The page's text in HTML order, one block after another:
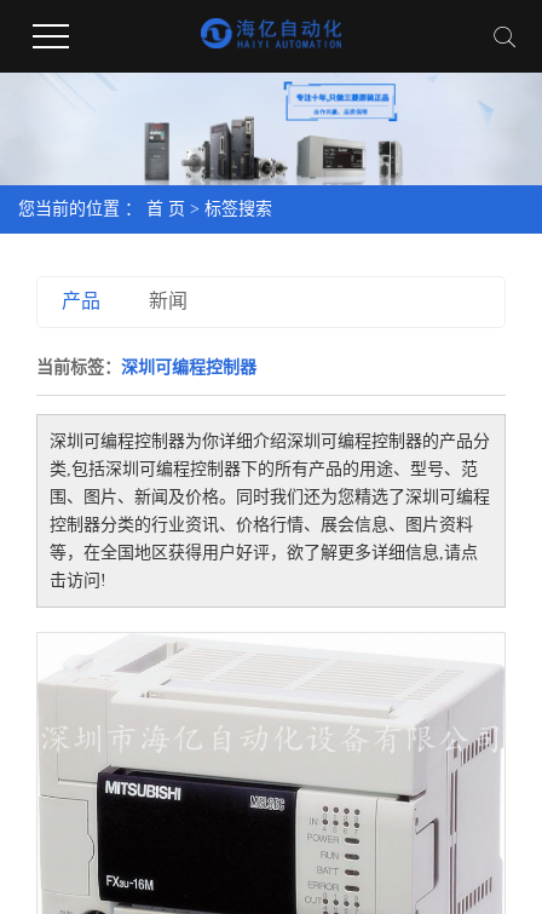
您当前的位置 ： 首 页 > 标签搜索
产品 新闻
当前标签： 深圳可编程控制器
深圳可编程控制器为你详细介绍深圳可编程控制器的产品分
类,包括深圳可编程控制器 下的所有产品的用途、型号、范
围、图片、新闻及价格。同时我们还为您精选了深圳可编程
控制器分类的行业资讯、价格行情、展会信息、图片资料
等，在全国地区获得用户好评，欲了解更多详细信息,请点
击访问!